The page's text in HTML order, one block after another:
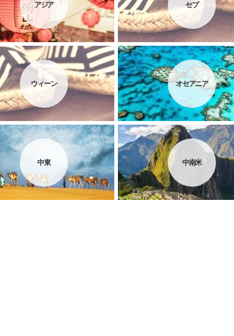
アジア セブ
ウィーン オセアニア
中東 中南米